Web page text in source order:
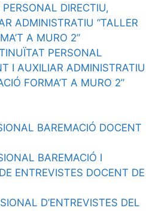
DIRECTIU,
ADMINISTRATIU “TALLER
A MURO 2”
PERSONAL
I AUXILIAR ADMINISTRATIU
FORMA’T A MURO 2”
BAREMACIÓ DOCENT
BAREMACIÓ I
ENTREVISTES DOCENT DE
D’ENTREVISTES DEL